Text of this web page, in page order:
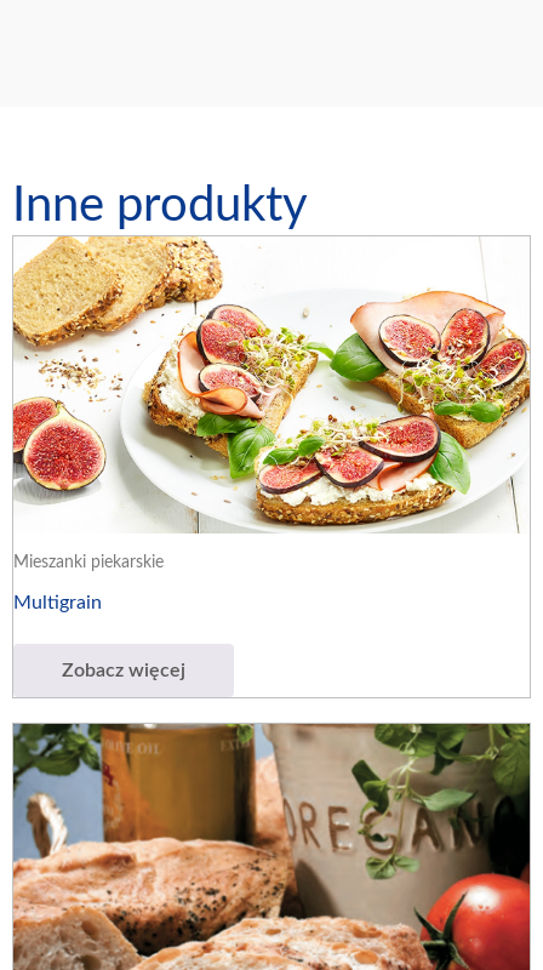
Inne produkty
Mieszanki piekarskie
Multigrain
Zobacz więcej